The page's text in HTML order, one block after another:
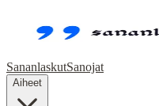
SananlaskutSanojat
Aiheet